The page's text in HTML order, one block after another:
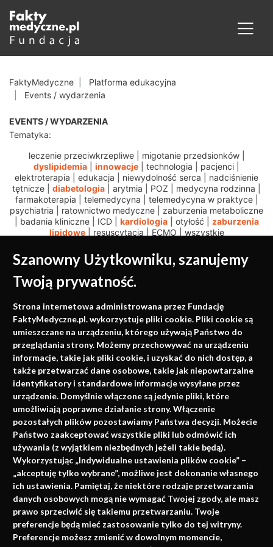
Szanowny Użytkowniku, szanujemy
Twoją prywatność.
Strona internetowa administrowana przez Fundację
FaktyMedyczne.pl. wykorzystuje pliki cookie. Pliki cookie są
umieszczane na urządzeniu, którego używają Państwo do
przeglądania strony. Możemy przechowywać na urządzeniu
informacje, takie jak pliki cookie, i uzyskać do nich dostęp, a
także przetwarzać dane osobowe, takie jak niepowtarzalne
identyfikatory i standardowe informacje wysyłane przez
urządzenie. Domyślnie włączone są jedynie pliki, które
umożliwiają poprawne działanie strony. Włączenie
pozostałych plików pozostawiamy Państwa decyzji. Możecie
Państwo zaakceptować wszystkie pliki lub odmówić ich
używania (z wyjątkiem niezbędnych jeżeli takie będą).
Wykorzystując „Indywidualne ustawienia plików cookie” –
„akceptuję tylko wybrane”, możliwe jest dokonanie własnego
ich ustawienia. Pamiętaj, że niektóre rodzaje przetwarzania
danych osobowych mogą nie wymagać Twojej zgody, ale masz
prawo sprzeciwić się takiemu przetwarzaniu. Twoje
preferencje będą mieć zastosowanie tylko do tej witryny.
Preferencje możesz zmienić w dowolnym momencie,
FaktyMedyczne
Platforma edukacyjna
Events / wydarzenia
EVENTS / WYDARZENIA
Tematyka:
leczenie przeciwkrzepliwe| migotanie przedsionków|
dyslipidemia
innowacje technologia pacjenci
elektroterapia
edukacja niewydolność serca
nadciśnienie
tętnicze
diabetologia arytmia POZ medycyna rodzinna
farmakoterapia
telemedycyna telemedycyna w praktyce|
psychiatria
ratownictwo medyczne
zaburzenia metaboliczne
badania kliniczne| ICD| kardiologia| otyłość
zaburzenia
lipidowe| resuscytacja ECMO wszystkie
Medycyna oparta na
faktach
Konferencje, szkolenia, e-learning, wydawnictwo
Napisz do nas
info@faktymedyczne.pl
ul. Towarowa 2
43-460 Wisła